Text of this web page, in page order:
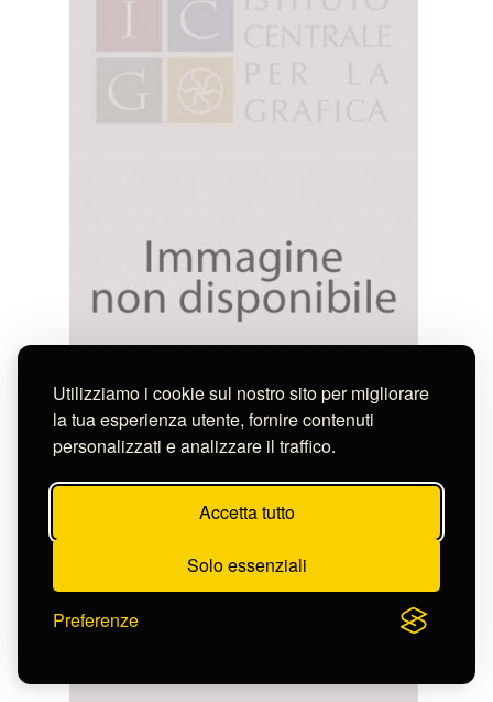
Utilizziamo i cookie sul nostro sito per migliorare
la tua esperienza utente, fornire contenuti
personalizzati e analizzare il traffico.
Accetta tutto
Solo essenziali
Preferenze
Anonimo
OSTIE
S-FN12806